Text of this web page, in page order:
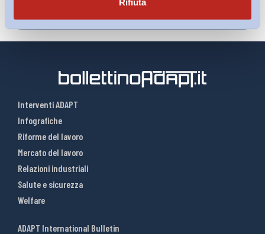
Rifiuta
Interventi ADAPT
Infografiche
Riforme del lavoro
Mercato del lavoro
Relazioni industriali
Salute e sicurezza
Welfare
ADAPT International Bulletin